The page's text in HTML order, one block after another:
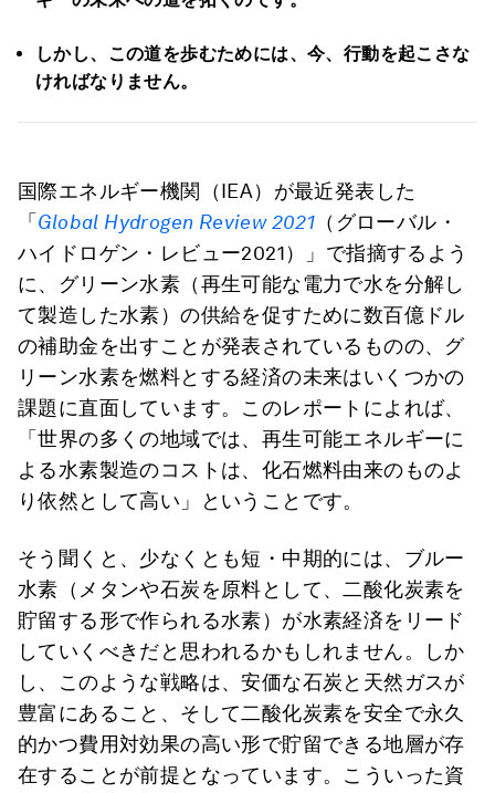
しかし、この道を歩むためには、今、行動を起こさな
ければなりません。
国際エネルギー機関（IEA）が最近発表した
「 Global Hydrogen Review 2021 （グローバル・
ハイドロゲン・レビュー2021）」で指摘するよう
に、グリーン水素（再生可能な電力で水を分解し
て製造した水素）の供給を促すために数百億ドル
の補助金を出すことが発表されているものの、グ
リーン水素を燃料とする経済の未来はいくつかの
課題に直面しています。このレポートによれば、
「世界の多くの地域では、再生可能エネルギーに
よる水素製造のコストは、化石燃料由来のものよ
り依然として高い」ということです。
そう聞くと、少なくとも短・中期的には、ブルー
水素（メタンや石炭を原料として、二酸化炭素を
貯留する形で作られる水素）が水素経済をリード
していくべきだと思われるかもしれません。しか
し、このような戦略は、安価な石炭と天然ガスが
豊富にあること、そして二酸化炭素を安全で永久
的かつ費用対効果の高い形で貯留できる地層が存
在することが前提となっています。こういった資